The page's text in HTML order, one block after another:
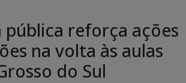
pública reforça ações
na volta às aulas
do Sul